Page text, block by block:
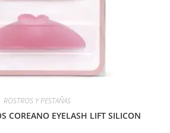
ROSTROS Y PESTAÑAS
COREANO EYELASH LIFT SILICON